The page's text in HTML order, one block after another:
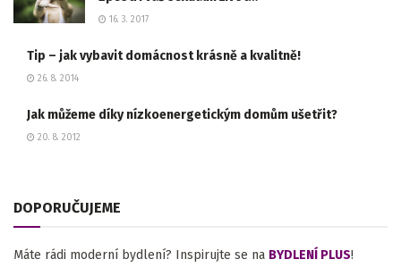
16. 3. 2017
Tip – jak vybavit domácnost krásně a kvalitně!
26. 8. 2014
Jak můžeme díky nízkoenergetickým domům ušetřit?
20. 8. 2012
DOPORUČUJEME
Máte rádi moderní bydlení? Inspirujte se na BYDLENÍ PLUS!